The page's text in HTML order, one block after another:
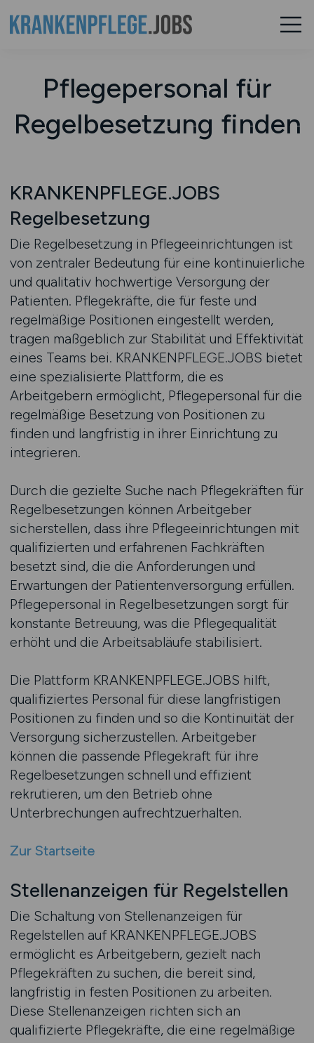
Pflegepersonal für
Regelbesetzung finden
KRANKENPFLEGE.JOBS
Regelbesetzung
Die Regelbesetzung in Pflegeeinrichtungen ist
von zentraler Bedeutung für eine kontinuierliche
und qualitativ hochwertige Versorgung der
Patienten. Pflegekräfte, die für feste und
regelmäßige Positionen eingestellt werden,
tragen maßgeblich zur Stabilität und Effektivität
eines Teams bei. KRANKENPFLEGE.JOBS bietet
eine spezialisierte Plattform, die es
Arbeitgebern ermöglicht, Pflegepersonal für die
regelmäßige Besetzung von Positionen zu
finden und langfristig in ihrer Einrichtung zu
integrieren.
Durch die gezielte Suche nach Pflegekräften für
Regelbesetzungen können Arbeitgeber
sicherstellen, dass ihre Pflegeeinrichtungen mit
qualifizierten und erfahrenen Fachkräften
besetzt sind, die die Anforderungen und
Erwartungen der Patientenversorgung erfüllen.
Pflegepersonal in Regelbesetzungen sorgt für
konstante Betreuung, was die Pflegequalität
erhöht und die Arbeitsabläufe stabilisiert.
Die Plattform KRANKENPFLEGE.JOBS hilft,
qualifiziertes Personal für diese langfristigen
Positionen zu finden und so die Kontinuität der
Versorgung sicherzustellen. Arbeitgeber
können die passende Pflegekraft für ihre
Regelbesetzungen schnell und effizient
rekrutieren, um den Betrieb ohne
Unterbrechungen aufrechtzuerhalten.
Zur Startseite
Stellenanzeigen für Regelstellen
Die Schaltung von Stellenanzeigen für
Regelstellen auf KRANKENPFLEGE.JOBS
ermöglicht es Arbeitgebern, gezielt nach
Pflegekräften zu suchen, die bereit sind,
langfristig in festen Positionen zu arbeiten.
Diese Stellenanzeigen richten sich an
qualifizierte Pflegekräfte, die eine regelmäßige